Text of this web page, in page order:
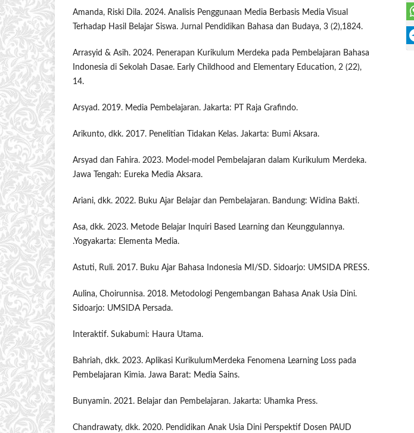
Amanda, Riski Dila. 2024. Analisis Penggunaan Media Berbasis Media Visual
Terhadap Hasil Belajar Siswa. Jurnal Pendidikan Bahasa dan Budaya, 3 (2),1824.
Arrasyid & Asih. 2024. Penerapan Kurikulum Merdeka pada Pembelajaran Bahasa
Indonesia di Sekolah Dasae. Early Childhood and Elementary Education, 2 (22),
14.
Arsyad. 2019. Media Pembelajaran. Jakarta: PT Raja Grafindo.
Arikunto, dkk. 2017. Penelitian Tidakan Kelas. Jakarta: Bumi Aksara.
Arsyad dan Fahira. 2023. Model-model Pembelajaran dalam Kurikulum Merdeka.
Jawa Tengah: Eureka Media Aksara.
Ariani, dkk. 2022. Buku Ajar Belajar dan Pembelajaran. Bandung: Widina Bakti.
Asa, dkk. 2023. Metode Belajar Inquiri Based Learning dan Keunggulannya.
.Yogyakarta: Elementa Media.
Astuti, Ruli. 2017. Buku Ajar Bahasa Indonesia MI/SD. Sidoarjo: UMSIDA PRESS.
Aulina, Choirunnisa. 2018. Metodologi Pengembangan Bahasa Anak Usia Dini.
Sidoarjo: UMSIDA Persada.
Interaktif. Sukabumi: Haura Utama.
Bahriah, dkk. 2023. Aplikasi KurikulumMerdeka Fenomena Learning Loss pada
Pembelajaran Kimia. Jawa Barat: Media Sains.
Bunyamin. 2021. Belajar dan Pembelajaran. Jakarta: Uhamka Press.
Chandrawaty, dkk. 2020. Pendidikan Anak Usia Dini Perspektif Dosen PAUD